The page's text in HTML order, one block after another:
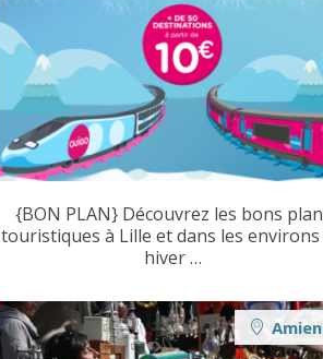
{BON PLAN} Découvrez les bons
touristiques à Lille et dans les environs
hiver …